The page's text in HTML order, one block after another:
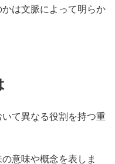
は文脈によって明らか
て異なる役割を持つ重
意味や概念を表しま